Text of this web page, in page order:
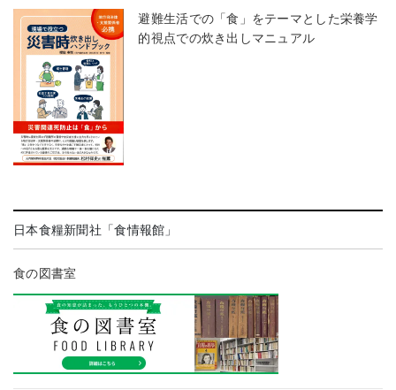
避難生活での「食」をテーマとした栄養学
的視点での炊き出しマニュアル
日本食糧新聞社「食情報館」
食の図書室